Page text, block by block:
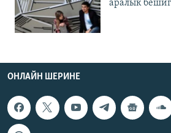
аралык
ОНЛАЙН ШЕРИНЕ